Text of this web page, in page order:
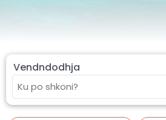
Vendndodhja